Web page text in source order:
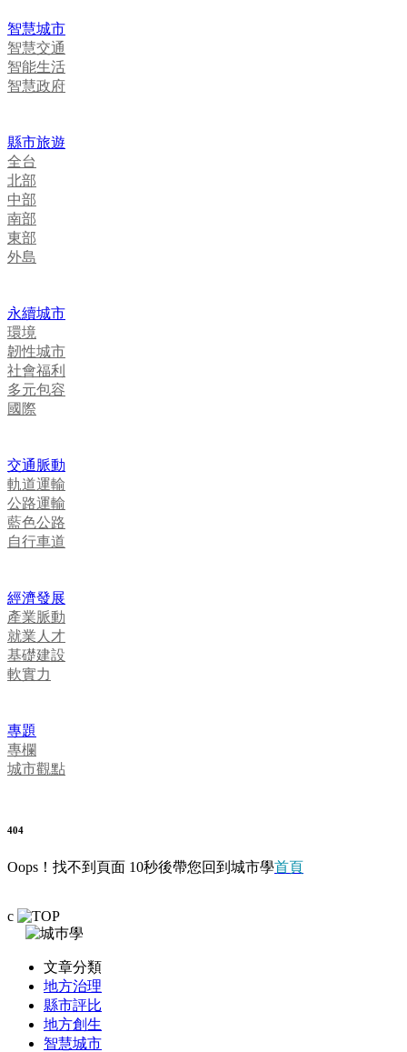
智慧城市
智慧交通
智能生活
智慧政府
縣市旅遊
全台
北部
中部
南部
東部
外島
永續城市
環境
韌性城市
社會福利
多元包容
國際
交通脈動
軌道運輸
公路運輸
藍色公路
自行車道
經濟發展
產業脈動
就業人才
基礎建設
軟實力
專題
專欄
城市觀點
404
Oops！找不到頁面 10秒後帶您回到城市學首頁
c
文章分類
地方治理
縣市評比
地方創生
智慧城市